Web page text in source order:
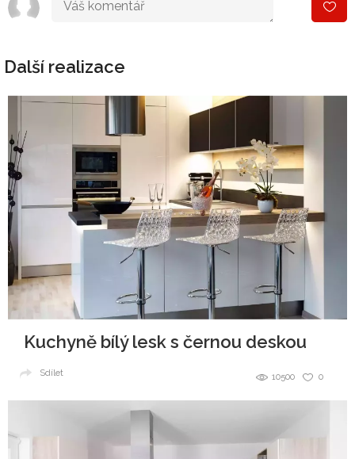
Další realizace
Kuchyně bílý lesk s černou deskou
0
10500
Sdílet